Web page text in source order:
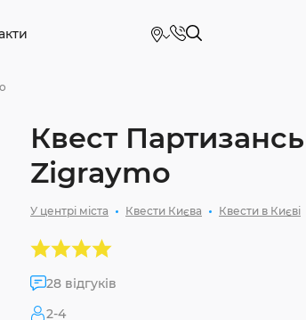
Квест
Zigraymo
У центрі міста Квести Києва Квести в Києві
28 відгуків
2-4